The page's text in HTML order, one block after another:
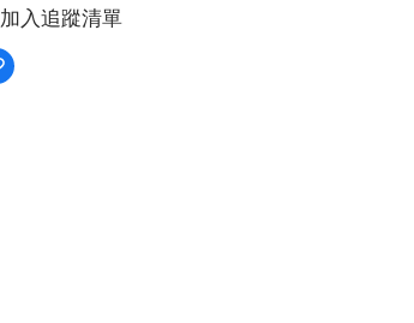
加入追蹤清單